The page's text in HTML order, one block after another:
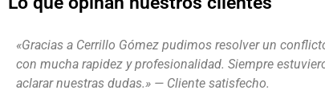
«Gracias a Cerrillo Gómez pudimos resolver un
con mucha rapidez y profesionalidad. Siempre
aclarar nuestras dudas.» — Cliente satisfecho.